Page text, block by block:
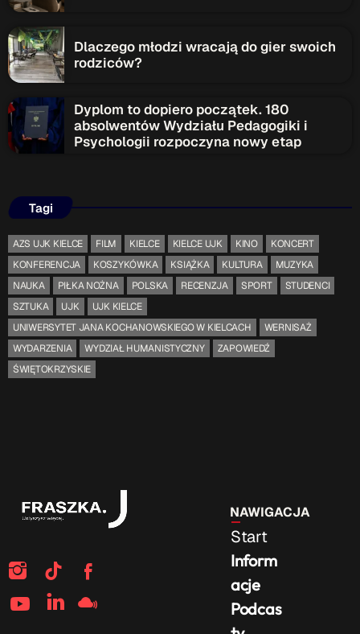
Dlaczego młodzi wracają do gier swoich
rodziców?
Dyplom to dopiero początek. 180
absolwentów Wydziału Pedagogiki i
Psychologii rozpoczyna nowy etap
Tagi
AZS UJK KIELCE FILM KIELCE KIELCE UJK KINO
KONCERT
KONFERENCJA
KOSZYKÓWKA KSIĄŻKA KULTURA
MUZYKA
NAUKA
PIŁKA NOŻNA POLSKA RECENZJA SPORT
STUDENCI
SZTUKA
UJK
UJK KIELCE
UNIWERSYTET JANA KOCHANOWSKIEGO W KIELCACH
WERNISAŻ
WYDARZENIA
WYDZIAŁ HUMANISTYCZNY
ZAPOWIEDŹ
ŚWIĘTOKRZYSKIE
Start
Inform
acje
Podcas
NAWIGACJA